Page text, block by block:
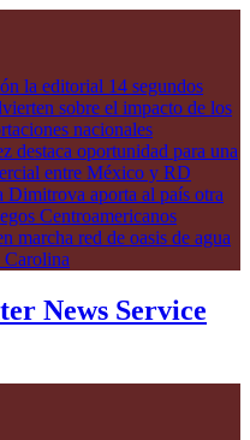
la editorial 14 segundos
sobre el impacto de los
nacionales
destaca oportunidad para una
entre México y RD
aporta al país otra
Centroamericanos
marcha red de oasis de agua
Carolina
News Service